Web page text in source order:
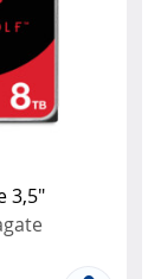
3,5"